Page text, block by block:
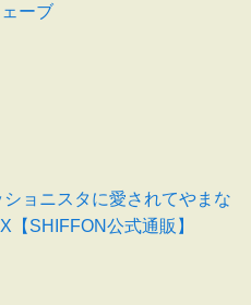
ーブ
ョニスタに愛されてやまな
SHIFFON公式通販】